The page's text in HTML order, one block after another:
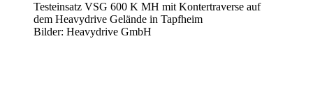
Testeinsatz VSG 600 K MH mit Kontertraverse auf
dem Heavydrive Gelände in Tapfheim
Bilder: Heavydrive GmbH